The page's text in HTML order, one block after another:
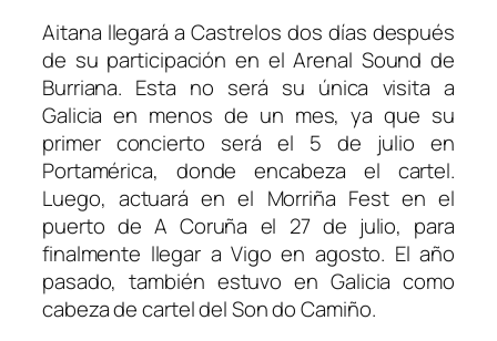
Aitana llegará a Castrelos dos días después
de su participación en el Arenal Sound de
Burriana. Esta no será su única visita a
Galicia en menos de un mes, ya que su
primer concierto será el 5 de julio en
Portamérica, donde encabeza el cartel.
Luego, actuará en el Morriña Fest en el
puerto de A Coruña el 27 de julio, para
finalmente llegar a Vigo en agosto. El año
pasado, también estuvo en Galicia como
cabeza de cartel del Son do Camiño.